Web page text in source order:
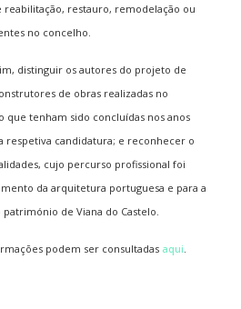
reabilitação, restauro, remodelação ou
no concelho.
distinguir os autores do projeto de
de obras realizadas no
que tenham sido concluídas nos anos
respetiva candidatura; e reconhecer o
cujo percurso profissional foi
da arquitetura portuguesa e para a
de Viana do Castelo.
podem ser consultadas aqui